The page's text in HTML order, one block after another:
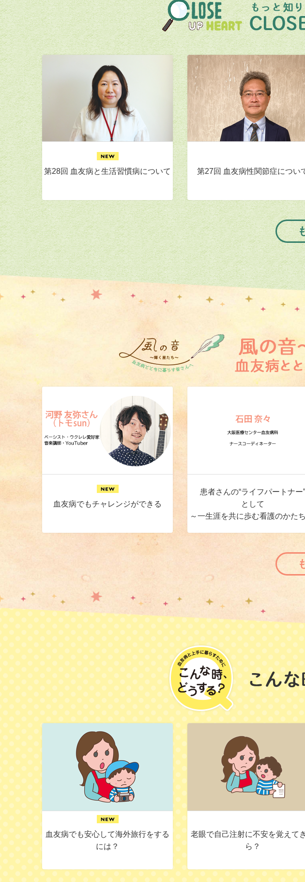
第28回 血友病と生活習慣病について 第27回 血友病性関節症につい
血友病でもチャレンジができる
患者さんの“ライフパートナー”
として
～一生涯を共に歩む看護のかた
血友病でも安心して海外旅行をする
には？
老眼で自己注射に不安を覚えて
ら？